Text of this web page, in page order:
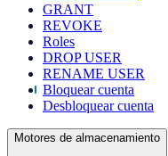
GRANT
REVOKE
Roles
DROP USER
RENAME USER
Bloquear cuenta
Desbloquear cuenta
Motores de almacenamiento